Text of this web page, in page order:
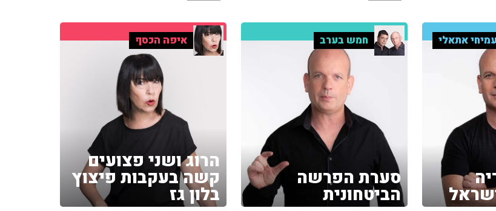
אתאלי חמש בערב
סערת הפרשה
הביטחונית
איפה הכסף
הרוג ושני פצועים
קשה בעקבות פיצוץ
בלון גז